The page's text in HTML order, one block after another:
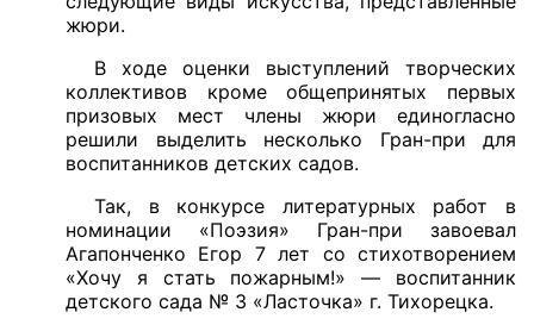
жюри.
В ходе оценки выступлений творческих
коллективов кроме общепринятых первых
призовых мест члены жюри единогласно
решили выделить несколько Гран-при для
воспитанников детских садов.
Так, в конкурсе литературных работ в
номинации «Поэзия» Гран-при завоевал
Агапонченко Егор 7 лет со стихотворением
«Хочу я стать пожарным!» — воспитанник
детского сада № 3 «Ласточка» г. Тихорецка.